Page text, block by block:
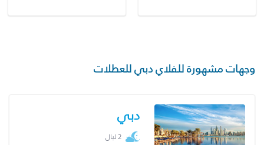
وجهات مشهورة للفلاي دبي للعطلات
دبي
2 ليال